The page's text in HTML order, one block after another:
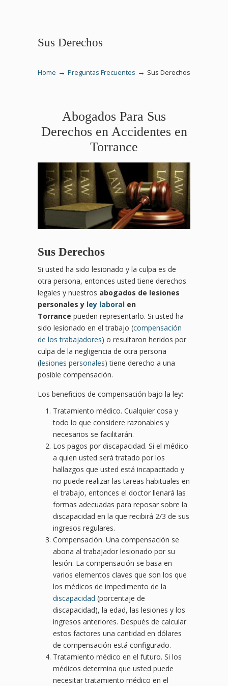
Sus Derechos
Home → Preguntas Frecuentes → Sus Derechos
Abogados Para Sus
Derechos en Accidentes en
Torrance
Sus Derechos
Si usted ha sido lesionado y la culpa es de
otra persona, entonces usted tiene derechos
legales y nuestros abogados de lesiones
personales y ley laboral en
Torrance pueden representarlo. Si usted ha
sido lesionado en el trabajo (compensación
de los trabajadores) o resultaron heridos por
culpa de la negligencia de otra persona
(lesiones personales) tiene derecho a una
posible compensación.
Los beneficios de compensación bajo la ley:
Tratamiento médico. Cualquier cosa y
todo lo que considere razonables y
necesarios se facilitarán.
Los pagos por discapacidad. Si el médico
a quien usted será tratado por los
hallazgos que usted está incapacitado y
no puede realizar las tareas habituales en
el trabajo, entonces el doctor llenará las
formas adecuadas para reposar sobre la
discapacidad en la que recibirá 2/3 de sus
ingresos regulares.
Compensación. Una compensación se
abona al trabajador lesionado por su
lesión. La compensación se basa en
varios elementos claves que son los que
los médicos de impedimento de la
discapacidad (porcentaje de
discapacidad), la edad, las lesiones y los
ingresos anteriores. Después de calcular
estos factores una cantidad en dólares
de compensación está configurado.
Tratamiento médico en el futuro. Si los
médicos determina que usted puede
necesitar tratamiento médico en el